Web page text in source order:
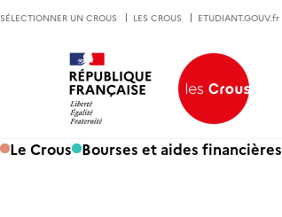
SÉLECTIONNER UN CROUS LES CROUS ETUDIANT.GOUV.fr
Le Crous Bourses et aides financières